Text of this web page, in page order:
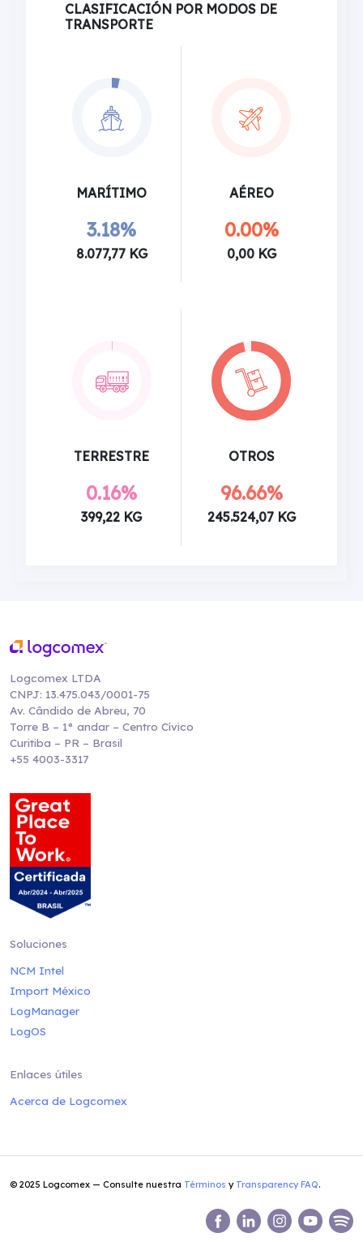
CLASIFICACIÓN POR MODOS DE
TRANSPORTE
MARÍTIMO
3.18%
8.077,77 KG
AÉREO
0.00%
0,00 KG
TERRESTRE
0.16%
399,22 KG
OTROS
96.66%
245.524,07 KG
Logcomex LTDA
CNPJ: 13.475.043/0001-75
Av. Cândido de Abreu, 70
Torre B – 1° andar – Centro Cívico
Curitiba – PR – Brasil
+55 4003-3317
Soluciones
NCM Intel
Import México
LogManager
LogOS
Enlaces útiles
Acerca de Logcomex
© 2025 Logcomex — Consulte nuestra Términos y Transparency FAQ.